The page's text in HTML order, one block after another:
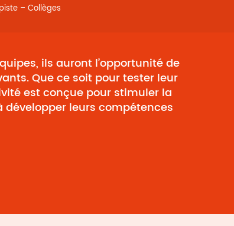
– Collèges
ils auront l’opportunité de
Que ce soit pour tester leur
est conçue pour stimuler la
développer leurs compétences